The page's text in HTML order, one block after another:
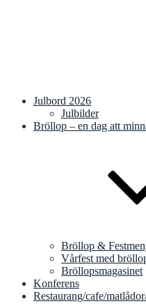
Julbord 2026
Julbilder
Bröllop – en dag att
Bröllop &
Vårfest med
Bröllopsmagasinet
Konferens
Restaurang/cafe/